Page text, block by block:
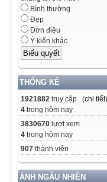
Bình thường
Đẹp
Đơn điệu
Ý kiến khác
THỐNG KÊ
1921882 truy cập (chi tiết)
4 trong hôm nay
3830670 lượt xem
4 trong hôm nay
907 thành viên
ẢNH NGẪU NHIÊN